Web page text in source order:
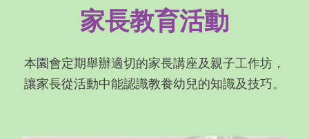
家長教育活動
本園會定期舉辦適切的家長講座及親子工作坊，
讓家長從活動中能認識教飬幼兒的知識及技巧。